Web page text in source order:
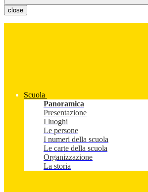
close
Scuola
Panoramica
Presentazione
I luoghi
Le persone
I numeri della scuola
Le carte della scuola
Organizzazione
La storia